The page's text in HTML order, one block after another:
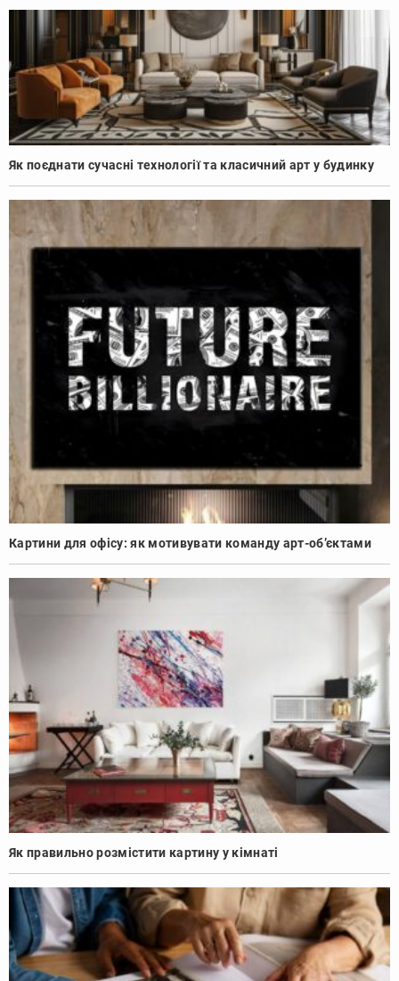
Як поєднати сучасні технології та класичний арт у будинку
Картини для офісу: як мотивувати команду арт-об’єктами
Як правильно розмістити картину у кімнаті